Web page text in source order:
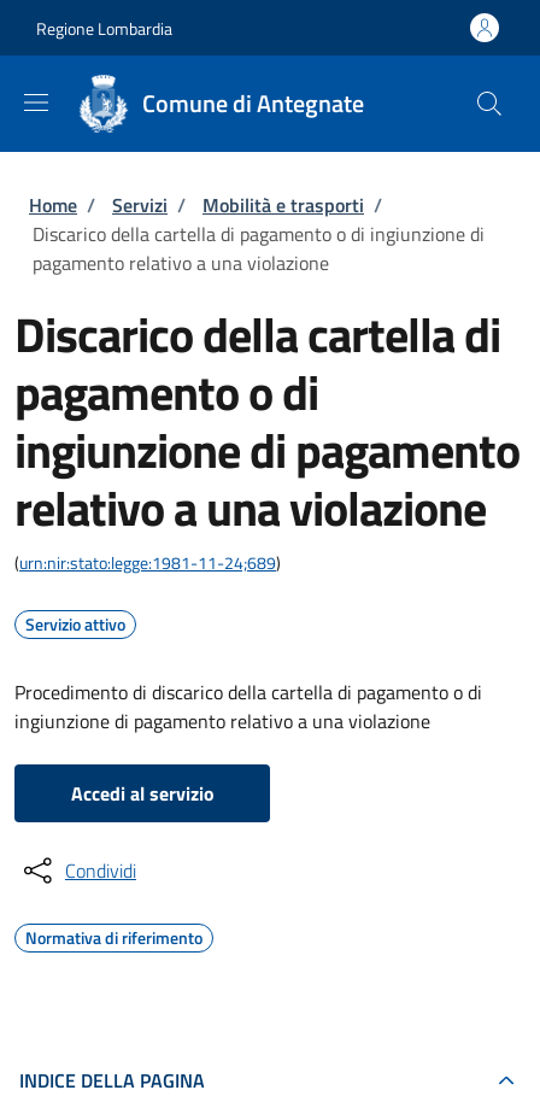
Regione Lombardia
Comune di Antegnate
Briciole di pane
Home / Servizi / Mobilità e trasporti /
Discarico della cartella di pagamento o di ingiunzione di
pagamento relativo a una violazione
Discarico della cartella di
pagamento o di
ingiunzione di pagamento
relativo a una violazione
(urn:nir:stato:legge:1981-11-24;689)
Servizio attivo
Procedimento di discarico della cartella di pagamento o di
ingiunzione di pagamento relativo a una violazione
Accedi al servizio
Condividi
Normativa di riferimento
INDICE DELLA PAGINA